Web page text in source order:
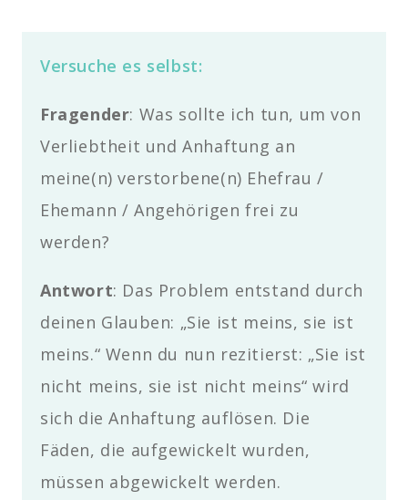
Versuche es selbst:
Fragender: Was sollte ich tun, um von
Verliebtheit und Anhaftung an
meine(n) verstorbene(n) Ehefrau /
Ehemann / Angehörigen frei zu
werden?
Antwort: Das Problem entstand durch
deinen Glauben: „Sie ist meins, sie ist
meins.“ Wenn du nun rezitierst: „Sie ist
nicht meins, sie ist nicht meins“ wird
sich die Anhaftung auflösen. Die
Fäden, die aufgewickelt wurden,
müssen abgewickelt werden.